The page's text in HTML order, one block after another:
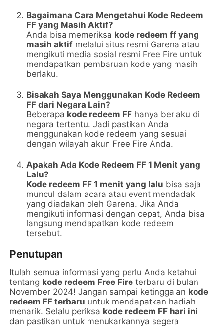
Bagaimana Cara Mengetahui Kode Redeem
FF yang Masih Aktif?
Anda bisa memeriksa kode redeem ff yang
masih aktif melalui situs resmi Garena atau
mengikuti media sosial resmi Free Fire untuk
mendapatkan pembaruan kode yang masih
berlaku.
Bisakah Saya Menggunakan Kode Redeem
FF dari Negara Lain?
Beberapa kode redeem FF hanya berlaku di
negara tertentu. Jadi pastikan Anda
menggunakan kode redeem yang sesuai
dengan wilayah akun Free Fire Anda.
Apakah Ada Kode Redeem FF 1 Menit yang
Lalu?
Kode redeem FF 1 menit yang lalu bisa saja
muncul dalam acara atau event mendadak
yang diadakan oleh Garena. Jika Anda
mengikuti informasi dengan cepat, Anda bisa
langsung mendapatkan kode redeem
tersebut.
Penutupan
Itulah semua informasi yang perlu Anda ketahui
tentang kode redeem Free Fire terbaru di bulan
November 2024! Jangan sampai ketinggalan kode
redeem FF terbaru untuk mendapatkan hadiah
menarik. Selalu periksa kode redeem FF hari ini
dan pastikan untuk menukarkannya segera